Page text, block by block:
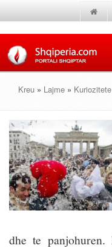
Kreu » Lajme » Kuriozitete
dhe te